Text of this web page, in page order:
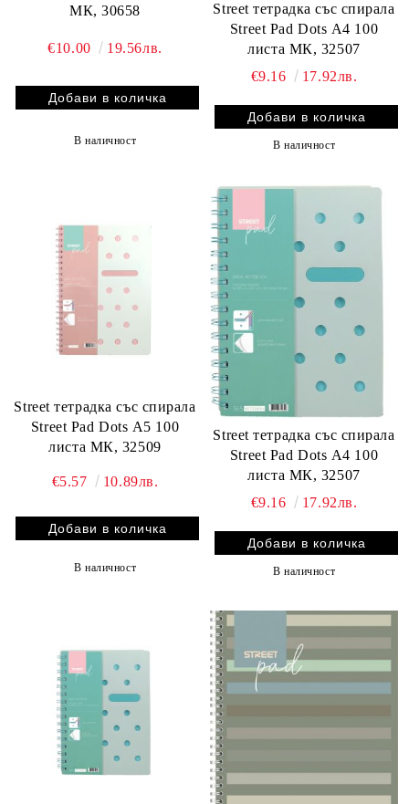
МК, 30658
€10.00 19.56лв.
В наличност
Street тетрадка със спирала
Street Pad Dots А4 100
листа МК, 32507
€9.16
17.92лв.
В наличност
Street тетрадка със спирала
Street Pad Dots А5 100
листа МК, 32509
€5.57 10.89лв.
В наличност
Street тетрадка със спирала
Street Pad Dots А4 100
листа МК, 32507
€9.16
17.92лв.
В наличност